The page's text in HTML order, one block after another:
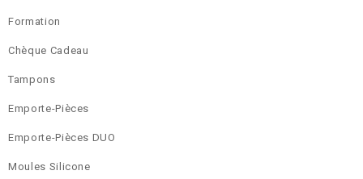
Formation
Chèque Cadeau
Tampons
Emporte-Pièces
Emporte-Pièces DUO
Moules Silicone